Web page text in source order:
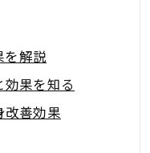
を解説
果を知る
改善効果
進効果